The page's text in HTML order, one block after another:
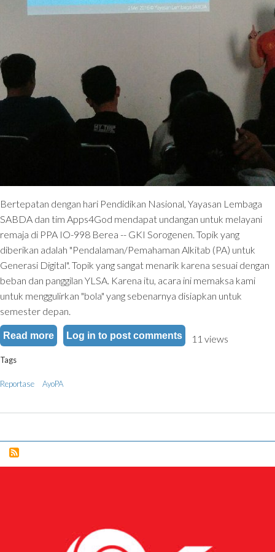
Bertepatan dengan hari Pendidikan Nasional, Yayasan Lembaga
SABDA dan tim Apps4God mendapat undangan untuk melayani
remaja di PPA IO-998 Berea -- GKI Sorogenen. Topik yang
diberikan adalah "Pendalaman/Pemahaman Alkitab (PA) untuk
Generasi Digital". Topik yang sangat menarik karena sesuai dengan
beban dan panggilan YLSA. Karena itu, acara ini memaksa kami
untuk menggulirkan "bola" yang sebenarnya disiapkan untuk
semester depan.
Read more about App-✞rain: "PA untuk Generasi Digital"
Log in to post comments 11 views
Tags
Reportase AyoPA